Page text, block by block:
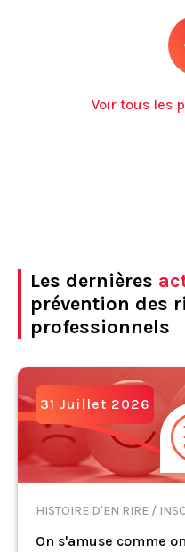
Voir tous les
Les dernières
prévention des
professionnels
31 Juillet 2026
HISTOIRE D'EN RIRE /
On s'amuse comme